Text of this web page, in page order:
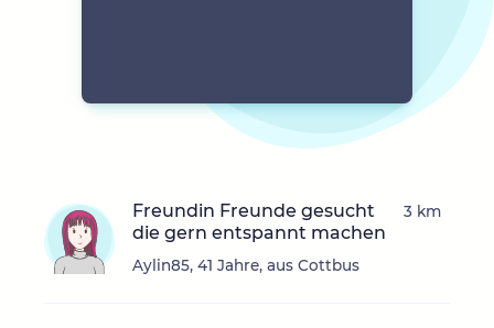
Freundin Freunde gesucht
die gern entspannt machen
Aylin85, 41 Jahre, aus Cottbus
3 km